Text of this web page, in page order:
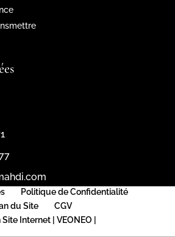
Politique de Confidentialité
du Site
CGV
Internet | VEONEO |